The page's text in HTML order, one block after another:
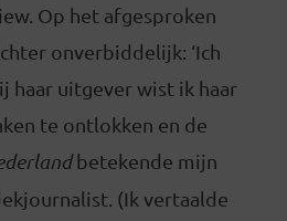
Op het afgesproken
onverbiddelijk: ‘Ich
haar uitgever wist ik haar
te ontlokken en de
betekende mijn
(Ik vertaalde